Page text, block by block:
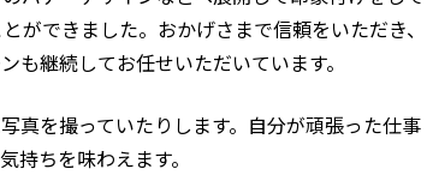
ができました。おかげさまで信頼をいただき、
継続してお任せいただいています。
真を撮っていたりします。自分が頑張った仕事
ちを味わえます。